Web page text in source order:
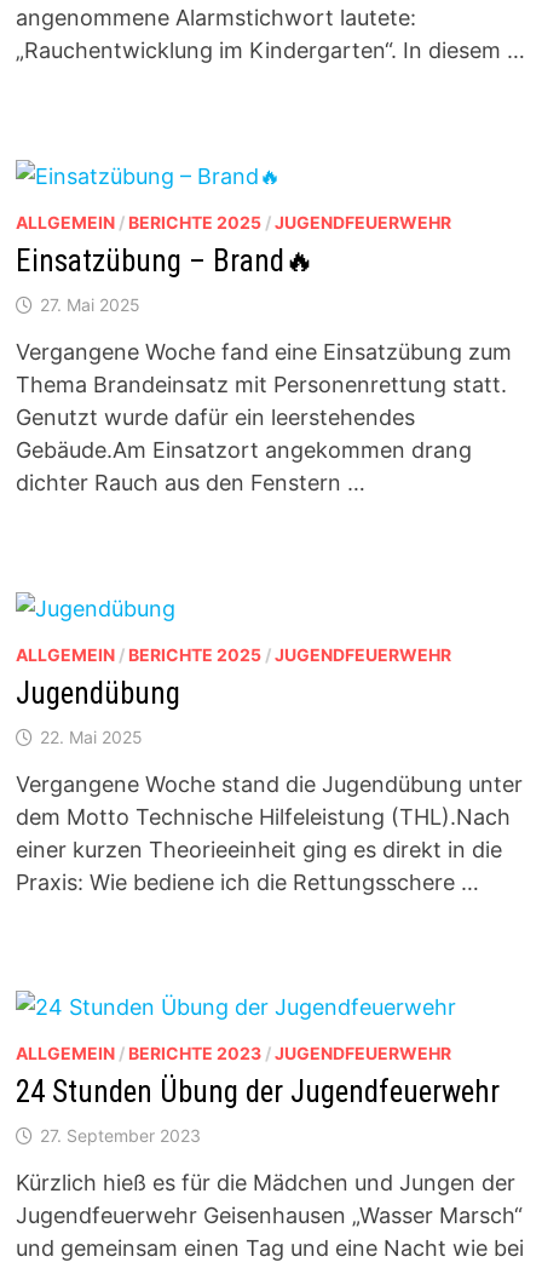
angenommene Alarmstichwort lautete:
„Rauchentwicklung im Kindergarten“. In diesem …
ALLGEMEIN/ BERICHTE 2025/JUGENDFEUERWEHR
Einsatzübung – Brand🔥
27. Mai 2025
Vergangene Woche fand eine Einsatzübung zum
Thema Brandeinsatz mit Personenrettung statt.
Genutzt wurde dafür ein leerstehendes
Gebäude.Am Einsatzort angekommen drang
dichter Rauch aus den Fenstern …
ALLGEMEIN/ BERICHTE 2025/JUGENDFEUERWEHR
Jugendübung
22. Mai 2025
Vergangene Woche stand die Jugendübung unter
dem Motto Technische Hilfeleistung (THL).Nach
einer kurzen Theorieeinheit ging es direkt in die
Praxis: Wie bediene ich die Rettungsschere …
ALLGEMEIN/ BERICHTE 2023/JUGENDFEUERWEHR
24 Stunden Übung der Jugendfeuerwehr
27. September 2023
Kürzlich hieß es für die Mädchen und Jungen der
Jugendfeuerwehr Geisenhausen „Wasser Marsch“
und gemeinsam einen Tag und eine Nacht wie bei